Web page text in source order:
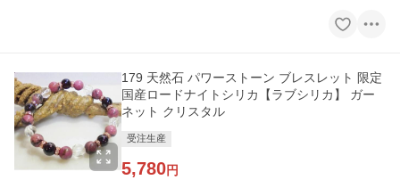
179 天然石 パワーストーン ブレスレット 限定
国産ロードナイトシリカ【ラブシリカ】 ガー
ネット クリスタル
受注生産
5,780円